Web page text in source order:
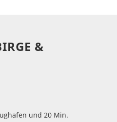
&
und 20 Min.